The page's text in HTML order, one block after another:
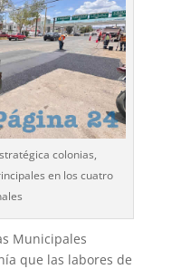
colonias,
en los cuatro
Municipales
que las labores de